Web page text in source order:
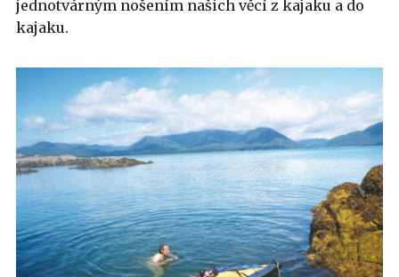
jednotvárným nošením našich věcí z kajaku a do
kajaku.